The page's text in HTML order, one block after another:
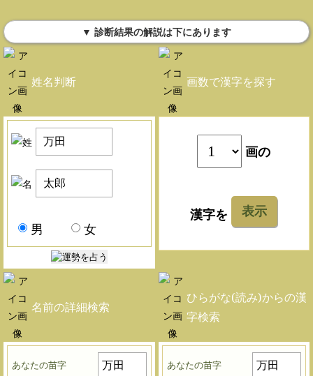
▼ 診断結果の解説は下にあります
姓名判断
男 女
画数で漢字を探す
画の
漢字を 表示
名前の詳細検索
あなたの苗字
ひらがな(読み)からの漢
字検索
あなたの苗字